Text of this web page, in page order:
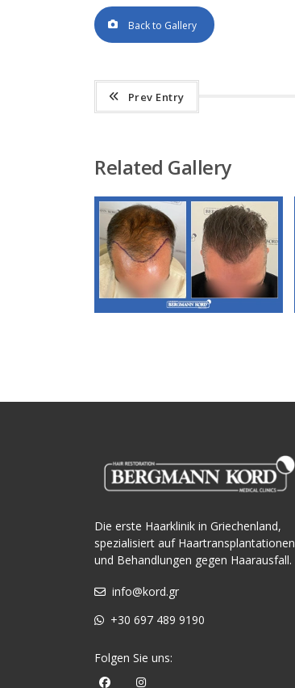
Back to Gallery
Prev Entry
Related Gallery
M3. FUE
Die erste Haarklinik in Griechenland,
spezialisiert auf Haartransplantationen
und Behandlungen gegen Haarausfall.
info@kord.gr
+30 697 489 9190
Folgen Sie uns: